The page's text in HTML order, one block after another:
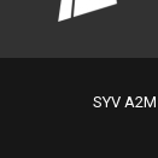
SYV